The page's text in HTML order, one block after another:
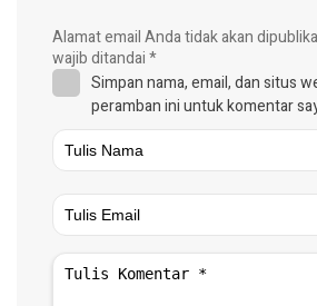
Alamat email Anda tidak akan
wajib ditandai*
Simpan nama, email, dan situs
peramban ini untuk komentar